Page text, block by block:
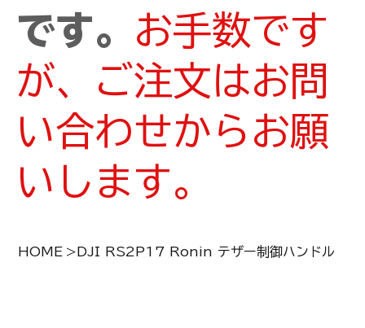
です。 お手数です
が、ご注文はお問
い合わせからお願
いします。
HOME > DJI RS2P17 Ronin テザー制御ハンドル